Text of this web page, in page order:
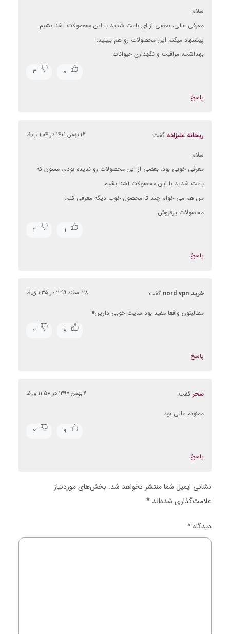
سلام
معرفی عالی، بعضی از ای باعث شدید با این محصولات آشنا بشیم.
پیشنهاد میکنم این محصولات رو هم ببینید:
بهداشت، مراقبت و نگهداری حیوانات
۰
۳
پاسخ
ریحانه علیزاده گفت: ۱۶ بهمن ۱۴۰۱ در ۱:۰۴ ب.ظ
سلام
معرفی خوبی بود. بعضی از این محصولات رو ندیده بودم، ممنون که
باعث شدید با این محصولات آشنا بشیم.
من هم می خوام چند تا محصول خوب دیگه معرفی کنم:
محصولات پرفروش
۱
۲
پاسخ
خرید nord vpn گفت: ۲۸ اسفند ۱۳۹۹ در ۱:۳۵ ق.ظ
مطالبتون واقعا مفید بود سایت خوبی دارین♥
۸
۲
پاسخ
سحر گفت: ۶ بهمن ۱۳۹۷ در ۱۱:۵۸ ق.ظ
ممنونم عالی بود
۹
۲
پاسخ
نشانی ایمیل شما منتشر نخواهد شد. بخش‌های موردنیاز
علامت‌گذاری شده‌اند *
دیدگاه*